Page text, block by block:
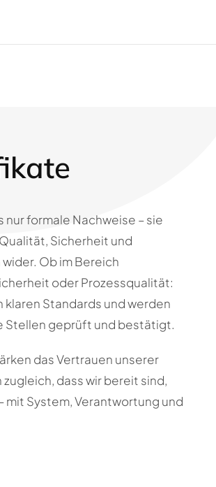
formale Nachweise – sie
Sicherheit und
Ob im Bereich
oder Prozessqualität:
Standards und werden
Stellen geprüft und bestätigt.
das Vertrauen unserer
dass wir bereit sind,
System, Verantwortung und